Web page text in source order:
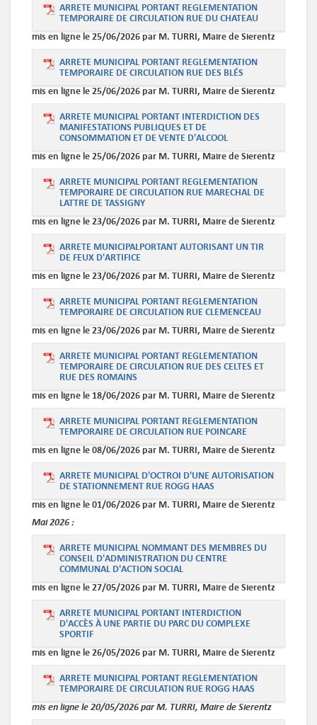
ARRETE MUNICIPAL PORTANT REGLEMENTATION
TEMPORAIRE DE CIRCULATION RUE DU CHATEAU
mis en ligne le 25/06/2026 par M. TURRI, Maire de Sierentz
ARRETE MUNICIPAL PORTANT REGLEMENTATION
TEMPORAIRE DE CIRCULATION RUE DES BLÉS
mis en ligne le 25/06/2026 par M. TURRI, Maire de Sierentz
ARRETE MUNICIPAL PORTANT INTERDICTION DES
MANIFESTATIONS PUBLIQUES ET DE
CONSOMMATION ET DE VENTE D'ALCOOL
mis en ligne le 25/06/2026 par M. TURRI, Maire de Sierentz
ARRETE MUNICIPAL PORTANT REGLEMENTATION
TEMPORAIRE DE CIRCULATION RUE MARECHAL DE
LATTRE DE TASSIGNY
mis en ligne le 23/06/2026 par M. TURRI, Maire de Sierentz
ARRETE MUNICIPALPORTANT AUTORISANT UN TIR
DE FEUX D'ARTIFICE
mis en ligne le 23/06/2026 par M. TURRI, Maire de Sierentz
ARRETE MUNICIPAL PORTANT REGLEMENTATION
TEMPORAIRE DE CIRCULATION RUE CLEMENCEAU
mis en ligne le 23/06/2026 par M. TURRI, Maire de Sierentz
ARRETE MUNICIPAL PORTANT REGLEMENTATION
TEMPORAIRE DE CIRCULATION RUE DES CELTES ET
RUE DES ROMAINS
mis en ligne le 18/06/2026 par M. TURRI, Maire de Sierentz
ARRETE MUNICIPAL PORTANT REGLEMENTATION
TEMPORAIRE DE CIRCULATION RUE POINCARE
mis en ligne le 08/06/2026 par M. TURRI, Maire de Sierentz
ARRETE MUNICIPAL D'OCTROI D'UNE AUTORISATION
DE STATIONNEMENT RUE ROGG HAAS
mis en ligne le 01/06/2026 par M. TURRI, Maire de Sierentz
Mai2026 :
ARRETE MUNICIPAL NOMMANT DES MEMBRES DU
CONSEIL D'ADMINISTRATION DU CENTRE
COMMUNAL D'ACTION SOCIAL
mis en ligne le 27/05/2026 par M. TURRI, Maire de Sierentz
ARRETE MUNICIPAL PORTANT INTERDICTION
D'ACCÈS À UNE PARTIE DU PARC DU COMPLEXE
SPORTIF
mis en ligne le 26/05/2026 par M. TURRI, Maire de Sierentz
ARRETE MUNICIPAL PORTANT REGLEMENTATION
TEMPORAIRE DE CIRCULATION RUE ROGG HAAS
mis en ligne le 20/05/2026 par M. TURRI, Maire de Sierentz